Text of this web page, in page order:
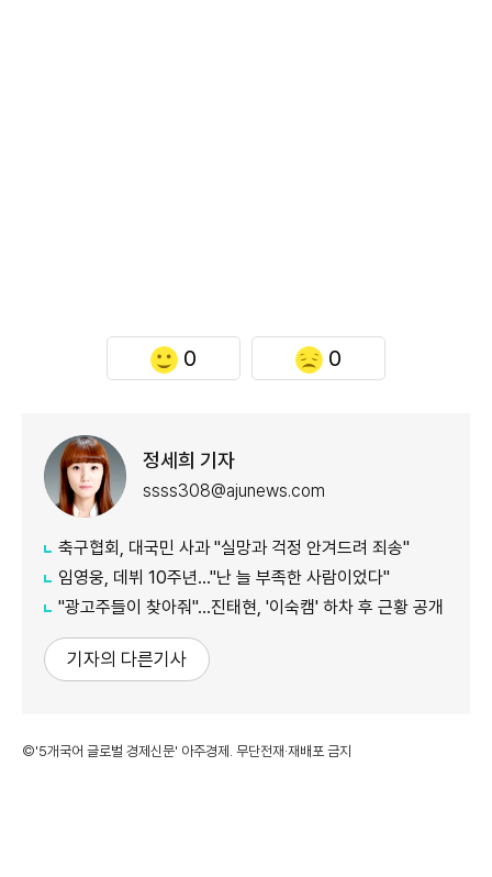
0 0
정세희 기자
ssss308@ajunews.com
축구협회, 대국민 사과 "실망과 걱정 안겨드려 죄송"
임영웅, 데뷔 10주년…"난 늘 부족한 사람이었다"
"광고주들이 찾아줘"…진태현, '이숙캠' 하차 후 근황 공개
기자의 다른기사
©'5개국어 글로벌 경제신문' 아주경제. 무단전재·재배포 금지